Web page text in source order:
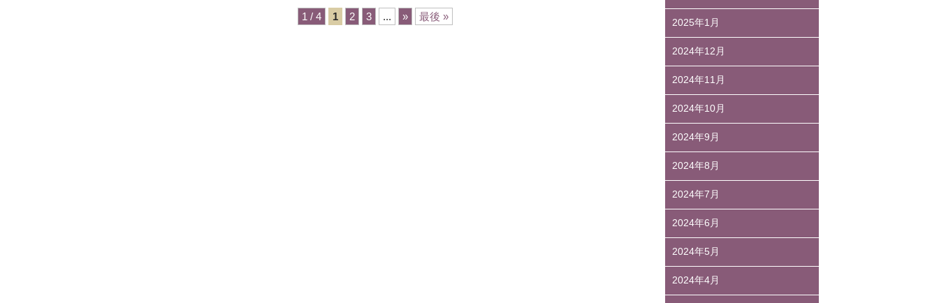
1 / 4 1 2 3 ... » 最後 »
2025年1月
2024年12月
2024年11月
2024年10月
2024年9月
2024年8月
2024年7月
2024年6月
2024年5月
2024年4月